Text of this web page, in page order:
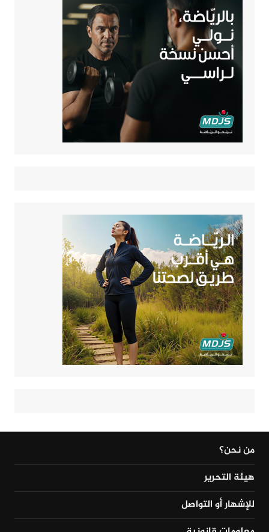
من نحن؟
هيئة التحرير
للإشهار أو التواصل